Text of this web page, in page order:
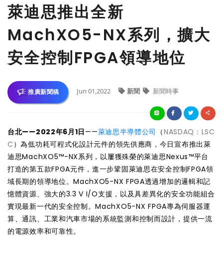
萊迪思推出全新
MachXO5-NX系列，擴大
安全控制FPGA領導地位
推廣新聞稿 Jun 01,2022 新聞 新聞時事
台北——2022年6月1日 ——萊迪思半導體公司 （NASDAQ：LSC
C ）為低功耗可程式化設計元件的領先供應商，今日宣布推出萊
迪思MachXO5™-NX系列，以屢獲殊榮的萊迪思Nexus™平台
打造的第五款FPGA元件，進一步鞏固萊迪思在安全控制FPGA領
域長期的領導地位。MachXO5-NX FPGA透過增加的邏輯和記
憶體資源、強大的3.3 V I/O支援，以及具差異化的安全功能組合
實現最新一代的安全控制。MachXO5-NX FPGA專為伺服器運
算、通訊、工業和汽車市場的系統監測和控制而設計，提供一流
的電源效率和可靠性。